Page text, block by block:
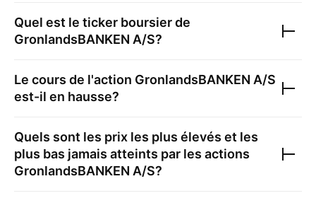
Quel est le ticker boursier de
GronlandsBANKEN A/S?
Le cours de l'action GronlandsBANKEN A/S
est-il en hausse?
Quels sont les prix les plus élevés et les
plus bas jamais atteints par les actions
GronlandsBANKEN A/S?